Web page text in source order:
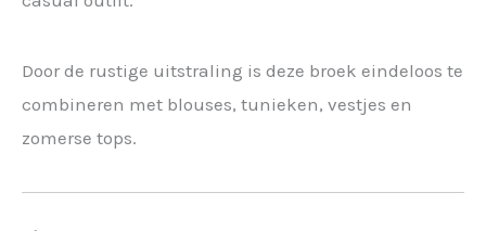
Door de rustige uitstraling is deze broek eindeloos te
combineren met blouses, tunieken, vestjes en
zomerse tops.